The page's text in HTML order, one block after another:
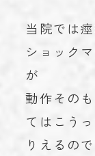
当院では
ショック
が
動作その
てはこう
りえるの